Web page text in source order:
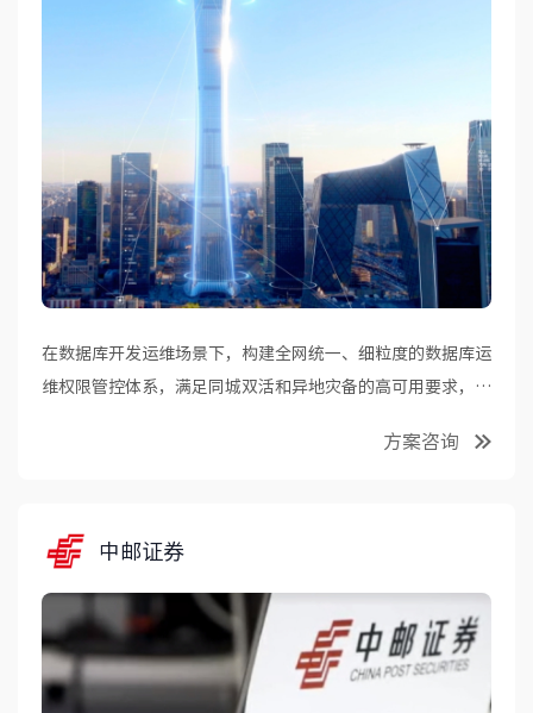
在数据库开发运维场景下，构建全网统一、细粒度的数据库运
维权限管控体系，满足同城双活和异地灾备的高可用要求，提
方案咨询
中邮证券